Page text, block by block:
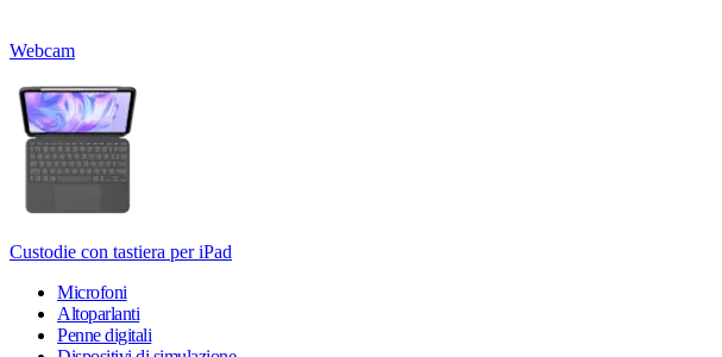
Webcam
Custodie con tastiera per iPad
Microfoni
Altoparlanti
Penne digitali